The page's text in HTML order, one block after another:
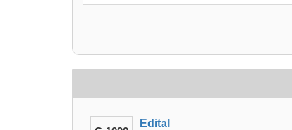
Edital